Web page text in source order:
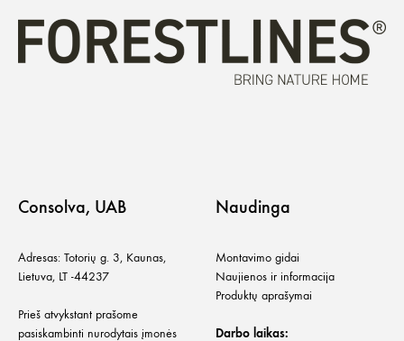
Consolva, UAB
Adresas: Totorių g. 3, Kaunas,
Lietuva, LT -44237
Prieš atvykstant prašome
pasiskambinti nurodytais įmonės
Naudinga
Montavimo gidai
Naujienos ir informacija
Produktų aprašymai
Darbo laikas: